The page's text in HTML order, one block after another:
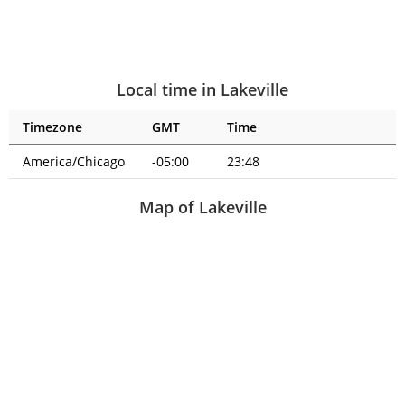
Local time in Lakeville
Timezone GMT
Time
America/Chicago
-05:00 23:48
Map of Lakeville